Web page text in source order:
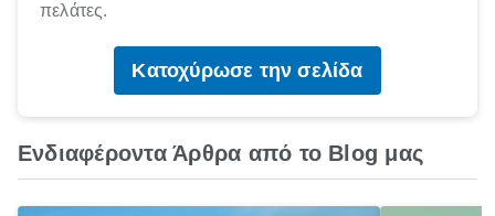
πελάτες.
Κατοχύρωσε την σελίδα
Ενδιαφέροντα Άρθρα από το Blog μας